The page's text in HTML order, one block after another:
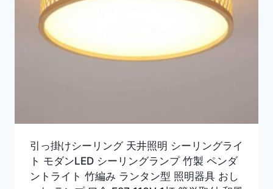
引っ掛けシーリング 天井照明 シーリングライ
ト モダンLED シーリングランプ 竹製 ペンダ
ントライト 竹編み ランタン型 照明器具 おし